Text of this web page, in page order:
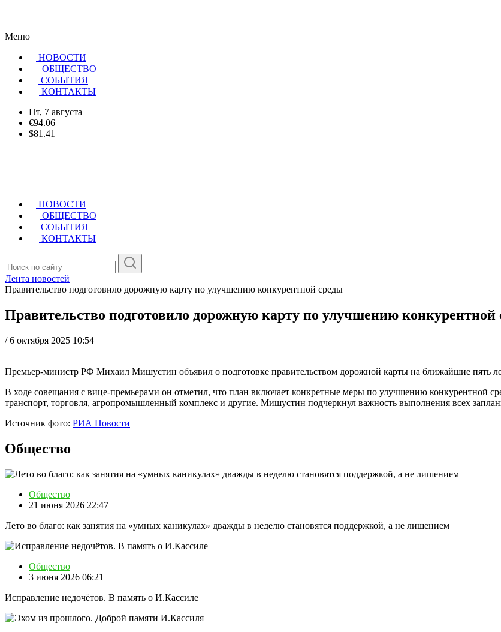
Меню
НОВОСТИ
ОБЩЕСТВО
CОБЫТИЯ
КОНТАКТЫ
Пт, 7 августа
€94.06
$81.41
НОВОСТИ
ОБЩЕСТВО
СОБЫТИЯ
КОНТАКТЫ
Лента новостей
Правительство подготовило дорожную карту по улучшению конкурентной среды
Правительство подготовило дорожную карту по улучшению конкурентной
/ 6 октября 2025 10:54
Премьер-министр РФ Михаил Мишустин объявил о подготовке правительством дорожной карты на ближайшие пять
В ходе совещания с вице-премьерами он отметил, что план включает конкретные меры по улучшению конкурентной
транспорт, торговля, агропромышленный комплекс и другие. Мишустин подчеркнул важность выполнения всех
Источник фото: РИА Новости
Общество
Общество
21 июня 2026 22:47
Лето во благо: как занятия на «умных каникулах» дважды в неделю становятся поддержкой, а не лишением
Общество
3 июня 2026 06:21
Исправление недочётов. В память о И.Кассиле